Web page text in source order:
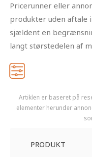
Pricerunner eller
produkter uden aftale
sjældent en
langt størstedelen af
Artiklen er baseret på
elementer herunder
PRODUKT